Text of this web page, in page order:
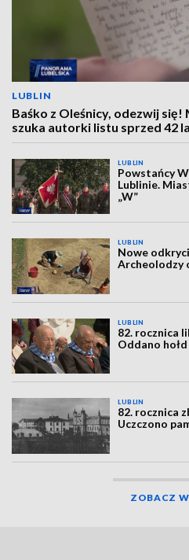
LUBLIN
Baśko z Oleśnicy, odezwij
szuka autorki listu sprzed 42
LUBLIN
Powstańcy
Lublinie.
„W”
LUBLIN
Nowe
Archeolodzy
LUBLIN
82. rocznica
Oddano
LUBLIN
82. rocznica
Uczczono
ZOBACZ